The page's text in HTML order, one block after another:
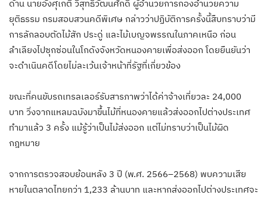
ด้าน​ นายอังศุเกติ์ วิสุทธิ์วัฒนศักดิ์ ผู้อำนวยการกองอำนวยความ
ยุติธรรม กรมสอบสวนคดีพิเศษ กล่าวว่าปฏิบัติการครั้งนี้สืบทราบว่ามี
การลักลอบตัดไม้สัก ประดู่ และไม้เบญจพรรณในภาคเหนือ ก่อน
ลำเลียงไปซุกซ่อนในโกดังจังหวัดหนองคายเพื่อส่งออก โดยยืนยันว่า
จะดำเนินคดีโดยไม่ละเว้นเจ้าหน้าที่รัฐที่เกี่ยวข้อง
ขณะที่คนขับรถเทรลเลอร์รับสารภาพว่าได้ค่าจ้างเที่ยวละ 24,000
บาท วิ่งจากแหลมฉบังมาขึ้นไม้ที่หนองคายแล้วส่งออกไปต่างประเทศ
ทำมาแล้ว 3 ครั้ง แม้รู้ว่าเป็นไม้ส่งออก แต่ไม่ทราบว่าเป็นไม้ผิด
กฎหมาย
จากการตรวจสอบย้อนหลัง 3 ปี (พ.ศ. 2566–2568) พบความเสีย
หายในตลาดไทยกว่า 1,233 ล้านบาท และหากส่งออกไปต่างประเทศจะ